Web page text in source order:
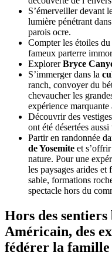
S’émerveiller devant
lumière pénétrant dans
parois ocre.
Compter les étoiles du
fameux parterre
ExplorerBryce
S’immerger dans la
ranch, convoyer du
chevaucher les
expérience
Découvrir des
ont été désertées
Partir en randonnée
de Yosemite et
nature. Pour une
les paysages arides
sable, formations
spectacle hors du
Hors des sentiers
Américain, des
fédérer la famille